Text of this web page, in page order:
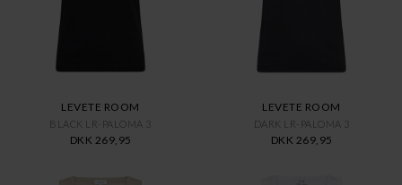
LEVETE ROOM
BLACK LR-PALOMA 3
DKK 269,95
LEVETE ROOM
DARK LR-PALOMA 3
DKK 269,95